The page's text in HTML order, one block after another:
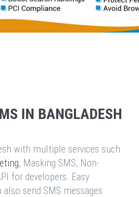
IN BANGLADESH
with multiple services such
, Masking SMS, Non-
for developers. Easy
send SMS messages